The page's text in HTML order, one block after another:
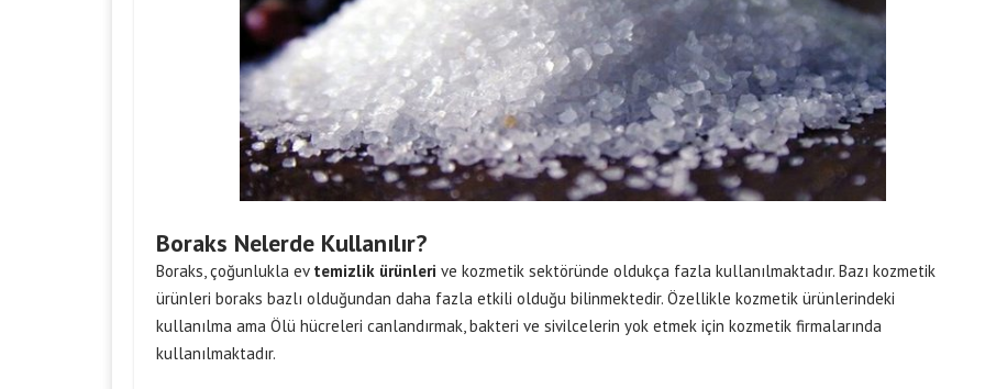
Boraks Nelerde Kullanılır?
Boraks, çoğunlukla ev temizlik ürünleri ve kozmetik sektöründe oldukça fazla kullanılmaktadır. Bazı kozmetik
ürünleri boraks bazlı olduğundan daha fazla etkili olduğu bilinmektedir. Özellikle kozmetik ürünlerindeki
kullanılma ama Ölü hücreleri canlandırmak, bakteri ve sivilcelerin yok etmek için kozmetik firmalarında
kullanılmaktadır.